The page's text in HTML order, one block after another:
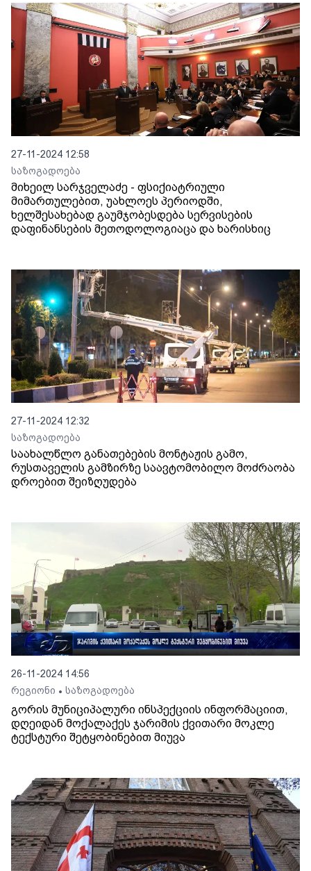
27-11-2024 12:58
საზოგადოება
მიხეილ სარჯველაძე - ფსიქიატრიული
მიმართულებით, უახლოეს პერიოდში,
ხელშესახებად გაუმჯობესდება სერვისების
დაფინანსების მეთოდოლოგიაცა და ხარისხიც
27-11-2024 12:32
საზოგადოება
საახალწლო განათებების მონტაჟის გამო,
რუსთაველის გამზირზე საავტომობილო მოძრაობა
დროებით შეიზღუდება
26-11-2024 14:56
რეგიონი • საზოგადოება
გორის მუნიციპალური ინსპექციის ინფორმაციით,
დღეიდან მოქალაქეს ჯარიმის ქვითარი მოკლე
ტექსტური შეტყობინებით მიუვა